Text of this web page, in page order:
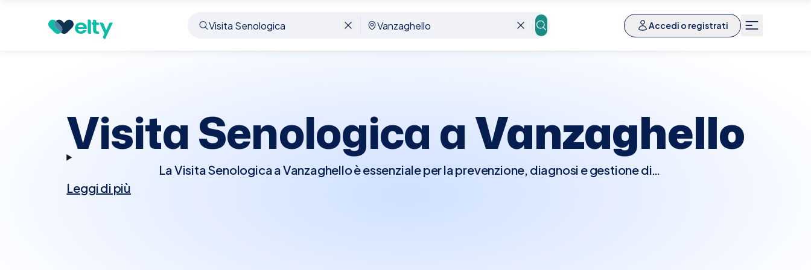
Accedi o registrati
Prenota visita Visita Senologica Vanzaghello
Visita Senologica aVanzaghello
La Visita Senologica a Vanzaghello è essenziale per la prevenzione, diagnosi e gestione di
Leggi di più